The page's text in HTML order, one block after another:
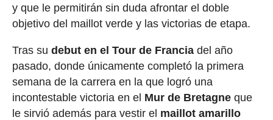
y que le permitirán sin duda afrontar el doble
objetivo del maillot verde y las victorias de etapa.
Tras su debut en el Tour de Franciadel año
pasado, donde únicamente completó la primera
semana de la carrera en la que logró una
incontestable victoria en el Mur de Bretagne que
le sirvió además para vestir el maillot amarillo